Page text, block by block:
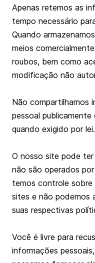
Apenas retemos as
tempo necessário
Quando
meios
roubos, bem como
modificação não
Não compartilhamos
pessoal
quando exigido por lei.
O nosso site pode
não são operados
temos controle
sites e não podemos
suas respectivas
Você é livre para
informações